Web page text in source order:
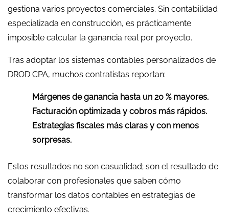
gestiona varios proyectos comerciales. Sin contabilidad
especializada en construcción, es prácticamente
imposible calcular la ganancia real por proyecto.
Tras adoptar los sistemas contables personalizados de
DROD CPA, muchos contratistas reportan:
Márgenes de ganancia hasta un 20 % mayores.
Facturación optimizada y cobros más rápidos.
Estrategias fiscales más claras y con menos
sorpresas.
Estos resultados no son casualidad; son el resultado de
colaborar con profesionales que saben cómo
transformar los datos contables en estrategias de
crecimiento efectivas.